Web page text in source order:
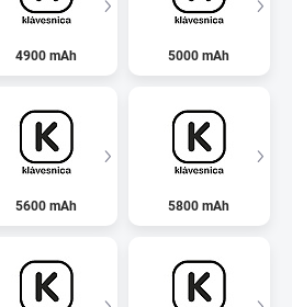
4900 mAh 5000 mAh
5600 mAh 5800 mAh